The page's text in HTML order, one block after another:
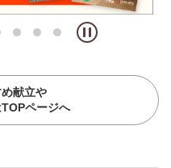
献立や
ページへ